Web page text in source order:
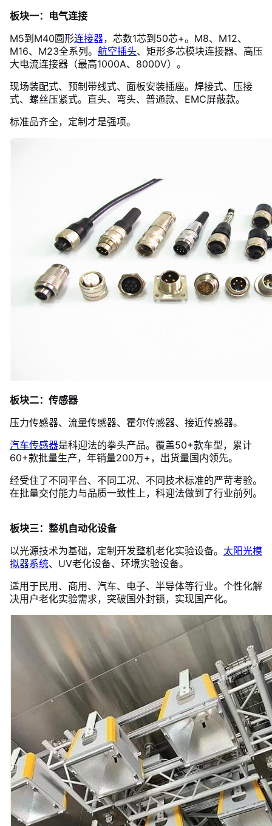
板块一：电气连接
M5到M40圆形连接器，芯数1芯到50芯+。M8、M12、
M16、M23全系列。 航空插头、矩形多芯模块连接器、高压
大电流连接器（最高1000A、8000V）。
现场装配式、预制带线式、面板安装插座。焊接式、压接
式、螺丝压紧式。直头、弯头、普通款、EMC屏蔽款。
标准品齐全，定制才是强项。
板块二：传感器
压力传感器、流量传感器、霍尔传感器、接近传感器。
汽车传感器是科迎法的拳头产品。覆盖50+款车型，累计
60+款批量生产，年销量200万+，出货量国内领先。
经受住了不同平台、不同工况、不同技术标准的严苛考验。
在批量交付能力与品质一致性上，科迎法做到了行业前列。
板块三：整机自动化设备
以光源技术为基础，定制开发整机老化实验设备。 太阳光模
拟器系统、UV老化设备、环境实验设备。
适用于民用、商用、汽车、电子、半导体等行业。个性化解
决用户老化实验需求，突破国外封锁，实现国产化。